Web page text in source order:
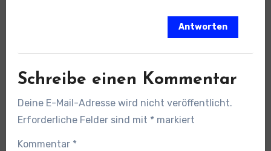
Antworten
Schreibe einen Kommentar
Deine E-Mail-Adresse wird nicht veröffentlicht.
Erforderliche Felder sind mit * markiert
Kommentar *